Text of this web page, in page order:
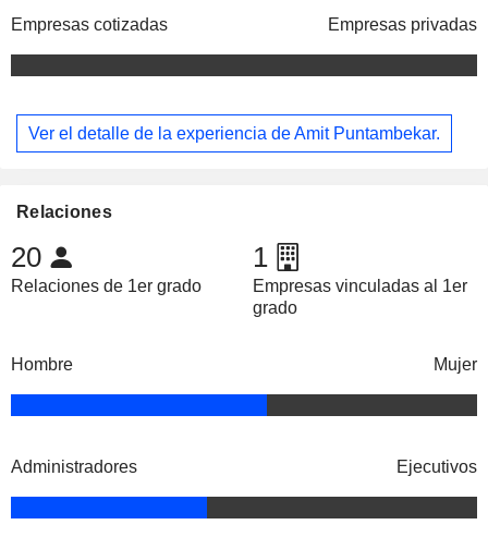
Empresas cotizadas Empresas privadas
Ver el detalle de la experiencia de Amit Puntambekar.
Relaciones
20
Relaciones de 1er grado
1
Empresas vinculadas al 1er
grado
Hombre Mujer
Administradores Ejecutivos